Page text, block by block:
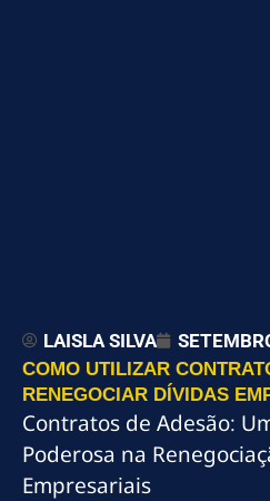
LAISLA SILVA
COMO UTILIZAR
RENEGOCIAR DÍVIDAS
Contratos de Adesão:
Poderosa na
Empresariais